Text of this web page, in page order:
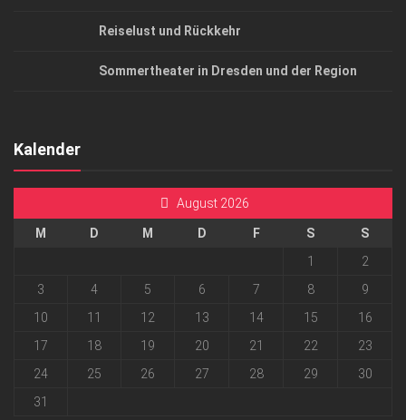
Reiselust und Rückkehr
Sommertheater in Dresden und der Region
Kalender
August 2026
M D M D F S
S
1
2
3
4 5 6 7 8
9
10
11 12 13 14 15
16
17
18 19 20 21 22
23
24
25 26 27 28 29
30
31